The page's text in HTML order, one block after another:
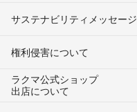
サステナビリティメッセージ
権利侵害について
ラクマ公式ショップ
出店について